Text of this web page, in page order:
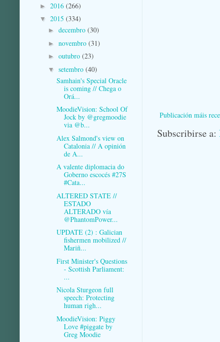
Publicación máis
Subscribirse a:
► 2016 (266)
▼ 2015 (334)
► decembro (30)
► novembro (31)
► outubro (23)
▼ setembro (40)
Samhain's Special Oracle
is coming // Chega o
Orá...
MoodieVision: School Of
Jock by @gregmoodie
via @b...
Alex Salmond's view on
Catalonia // A opinión
de A...
A valente diplomacia do
Goberno escocés #27S
#Cata...
ALTERED STATE //
ESTADO
ALTERADO vía
@PhantomPower...
UPDATE (2) : Galician
fishermen mobilized //
Mariñ...
First Minister's Questions
- Scottish Parliament:
...
Nicola Sturgeon full
speech: Protecting
human righ...
MoodieVision: Piggy
Love #piggate by
Greg Moodie